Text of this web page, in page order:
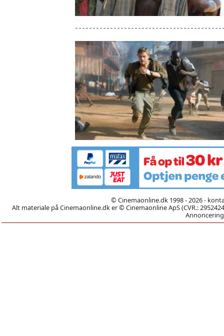
© Cinemaonline.dk 1998 - 2026 -
Alt materiale på Cinemaonline.dk er © Cinemaonline ApS (CVR.: